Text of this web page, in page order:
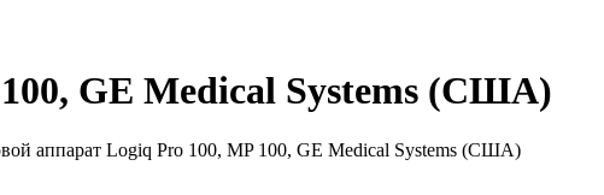
GE Medical Systems (США)
аппарат Logiq Pro 100, MP 100, GE Medical Systems (США)